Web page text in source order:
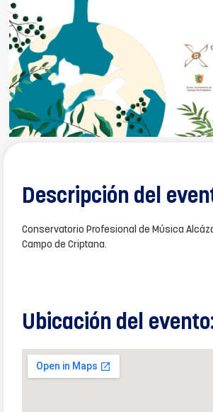
Descripción del
Conservatorio Profesional de Música
Campo de Criptana.
Ubicación del